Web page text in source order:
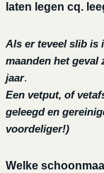
laten legen cq.
Als er teveel slib is
maanden het geval
jaar.
Een vetput, of
geleegd en
voordeliger!)
Welke